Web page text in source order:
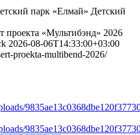
парк «Елмай» Детский
проекта «Мультибэнд» 2026
2026-08-06T14:33:00+03:00
proekta-multibend-2026/